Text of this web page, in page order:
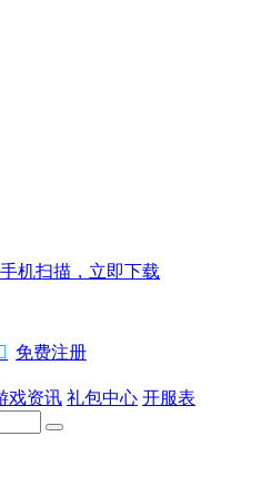
手机扫描，立即下载
 免费注册
戏资讯 礼包中心 开服表